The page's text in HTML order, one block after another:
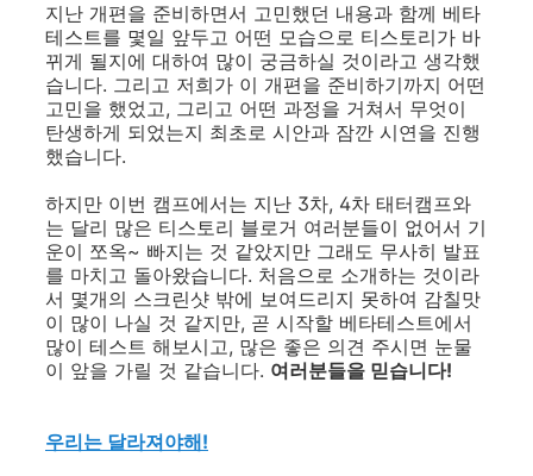
지난 개편을 준비하면서 고민했던 내용과 함께 베타
테스트를 몇일 앞두고 어떤 모습으로 티스토리가 바
뀌게 될지에 대하여 많이 궁금하실 것이라고 생각했
습니다. 그리고 저희가 이 개편을 준비하기까지 어떤
고민을 했었고, 그리고 어떤 과정을 거쳐서 무엇이
탄생하게 되었는지 최초로 시안과 잠깐 시연을 진행
했습니다.
하지만 이번 캠프에서는 지난 3차, 4차 태터캠프와
는 달리 많은 티스토리 블로거 여러분들이 없어서 기
운이 쪼옥~ 빠지는 것 같았지만 그래도 무사히 발표
를 마치고 돌아왔습니다. 처음으로 소개하는 것이라
서 몇개의 스크린샷 밖에 보여드리지 못하여 감칠맛
이 많이 나실 것 같지만, 곧 시작할 베타테스트에서
많이 테스트 해보시고, 많은 좋은 의견 주시면 눈물
이 앞을 가릴 것 같습니다. 여러분들을 믿습니다!
우리는 달라져야해!